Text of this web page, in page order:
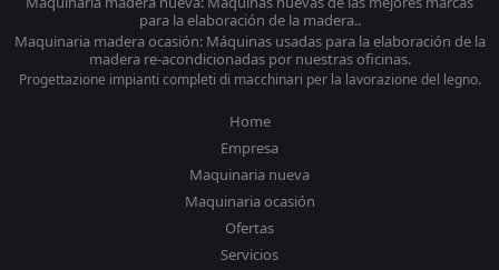
para la elaboración de la madera..
Maquinaria madera ocasión: Máquinas usadas para la elaboración de la
madera re-acondicionadas por nuestras oficinas.
Progettazione impianti completi di macchinari per la lavorazione del legno.
Home
Empresa
Maquinaria nueva
Maquinaria ocasión
Ofertas
Servicios